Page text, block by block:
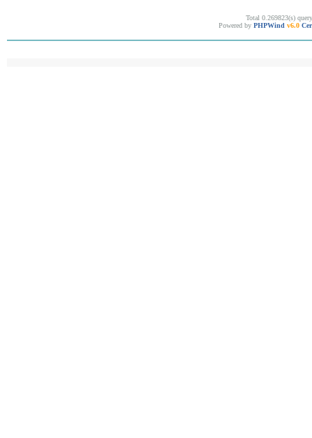
Total 0.269823(s)
Powered by PHPWind v6.0